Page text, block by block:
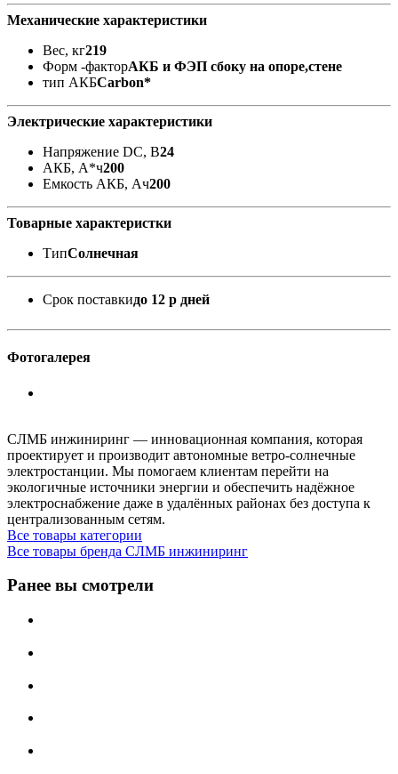
Механические характеристики
Вес, кг219
Форм -факторАКБ и ФЭП сбоку на опоре,стене
тип АКБCarbon*
Электрические характеристики
Напряжение DC, В24
АКБ, А*ч200
Емкость АКБ, Ач200
Товарные характеристки
ТипСолнечная
Срок поставкидо 12 р дней
Фотогалерея
СЛМБ инжиниринг — инновационная компания, которая
проектирует и производит автономные ветро‑солнечные
электростанции. Мы помогаем клиентам перейти на
экологичные источники энергии и обеспечить надёжное
электроснабжение даже в удалённых районах без доступа к
централизованным сетям.
Все товары категории
Все товары бренда СЛМБ инжиниринг
Ранее вы смотрели